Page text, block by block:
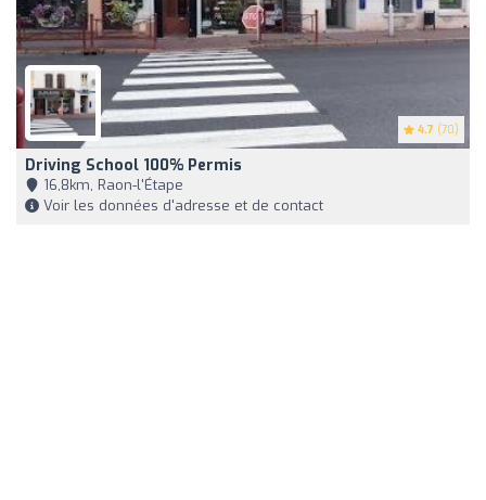
4.7 (70)
Driving School 100% Permis
16,8km, Raon-l'Étape
Voir les données d'adresse et de contact